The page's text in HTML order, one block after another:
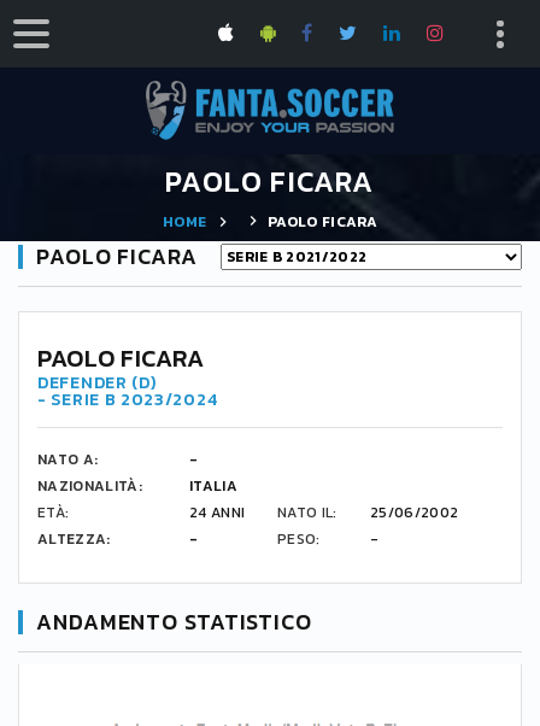
PAOLO FICARA
HOME PAOLO FICARA
PAOLO FICARA
PAOLO FICARA
DEFENDER (D)
- SERIE B 2023/2024
NATO A:
-
NAZIONALITÀ:
ITALIA
ETÀ:
24 ANNI NATO IL:
25/06/2002
ALTEZZA:
- PESO: -
ANDAMENTO STATISTICO